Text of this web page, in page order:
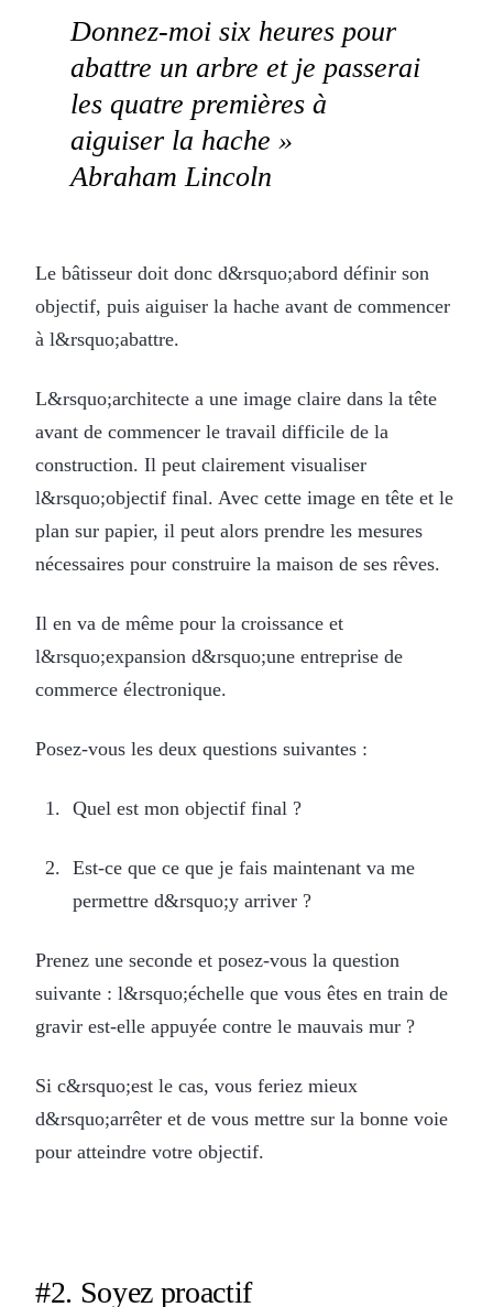
Donnez-moi six heures pour
abattre un arbre et je passerai
les quatre premières à
aiguiser la hache »
Abraham Lincoln
Le bâtisseur doit donc d&rsquo;abord définir son
objectif, puis aiguiser la hache avant de commencer
à l&rsquo;abattre.
L&rsquo;architecte a une image claire dans la tête
avant de commencer le travail difficile de la
construction. Il peut clairement visualiser
l&rsquo;objectif final. Avec cette image en tête et le
plan sur papier, il peut alors prendre les mesures
nécessaires pour construire la maison de ses rêves.
Il en va de même pour la croissance et
l&rsquo;expansion d&rsquo;une entreprise de
commerce électronique.
Posez-vous les deux questions suivantes :
Quel est mon objectif final ?
Est-ce que ce que je fais maintenant va me
permettre d&rsquo;y arriver ?
Prenez une seconde et posez-vous la question
suivante : l&rsquo;échelle que vous êtes en train de
gravir est-elle appuyée contre le mauvais mur ?
Si c&rsquo;est le cas, vous feriez mieux
d&rsquo;arrêter et de vous mettre sur la bonne voie
pour atteindre votre objectif.
#2. Soyez proactif